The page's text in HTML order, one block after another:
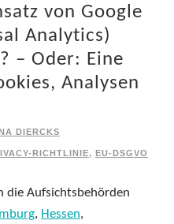
von Google
Analytics)
– Oder: Eine
Analysen
DIERCKS
RICHTLINIE, EU-DSGVO
die Aufsichtsbehörden
, Hessen,